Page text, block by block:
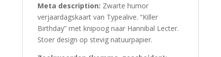
Meta description: Zwarte humor
verjaardagskaart van Typealive. “Killer
Birthday” met knipoog naar Hannibal Lecter.
Stoer design op stevig natuurpapier.